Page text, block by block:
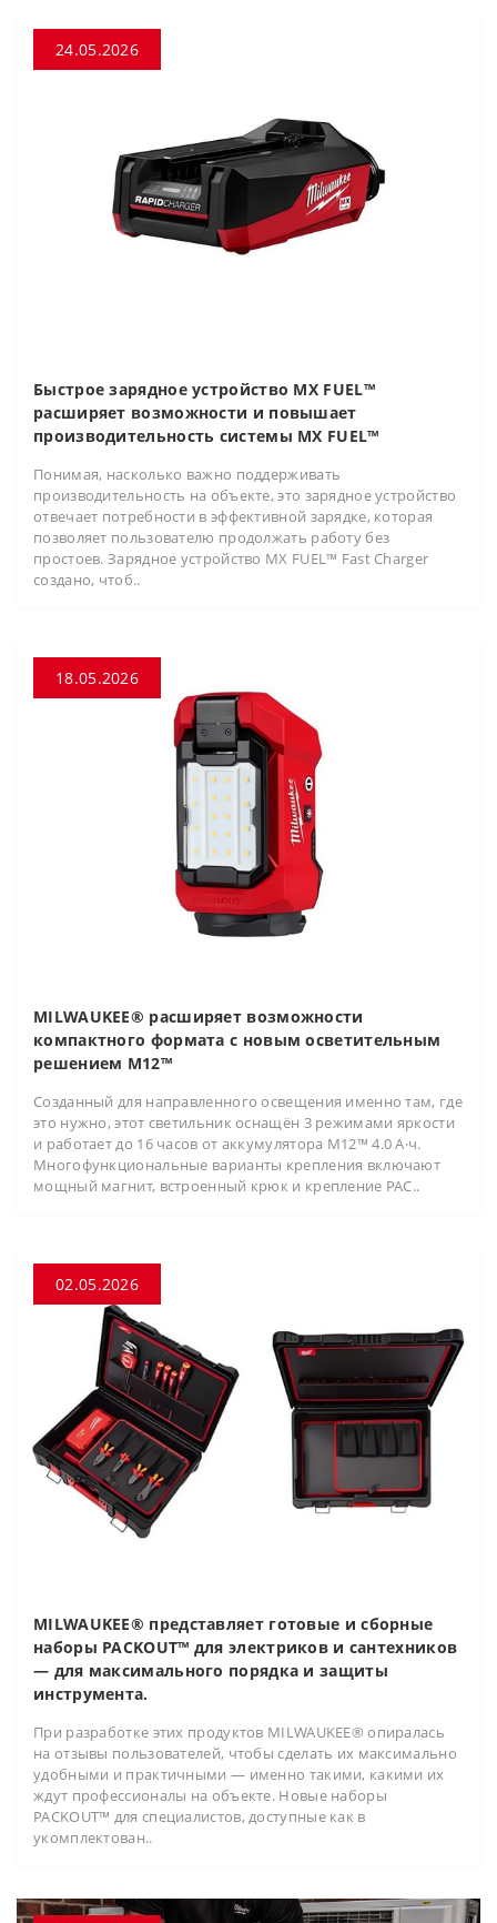
24.05.2026
Быстрое зарядное устройство MX FUEL™
расширяет возможности и повышает
производительность системы MX FUEL™
Понимая, насколько важно поддерживать
производительность на объекте, это зарядное устройство
отвечает потребности в эффективной зарядке, которая
позволяет пользователю продолжать работу без
простоев. Зарядное устройство MX FUEL™ Fast Charger
создано, чтоб..
18.05.2026
MILWAUKEE® расширяет возможности
компактного формата с новым осветительным
решением M12™
Созданный для направленного освещения именно там, где
это нужно, этот светильник оснащён 3 режимами яркости
и работает до 16 часов от аккумулятора M12™ 4.0 А·ч.
Многофункциональные варианты крепления включают
мощный магнит, встроенный крюк и крепление PAC..
02.05.2026
MILWAUKEE® представляет готовые и сборные
наборы PACKOUT™ для электриков и сантехников
— для максимального порядка и защиты
инструмента.
При разработке этих продуктов MILWAUKEE® опиралась
на отзывы пользователей, чтобы сделать их максимально
удобными и практичными — именно такими, какими их
ждут профессионалы на объекте. Новые наборы
PACKOUT™ для специалистов, доступные как в
укомплектован..